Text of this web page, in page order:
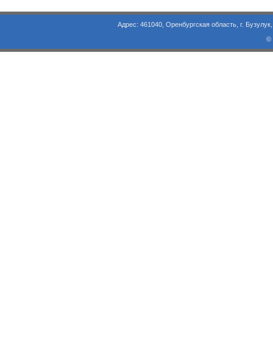
Адрес: 461040, Оренбургская область, г. Бузулук, ул.
©